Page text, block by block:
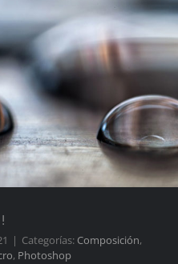
¡Qué calor!
| Categorías: Composición,
, Photoshop